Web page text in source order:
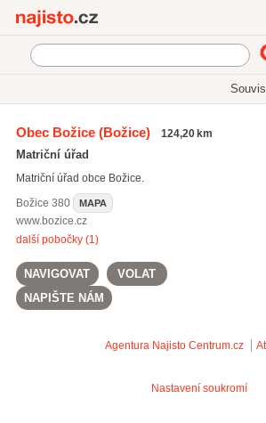
Matriční úřady
Obec Božice(Božice) 124,20 km
Matriční úřad
Matriční úřad obce Božice.
Božice 380 MAPA
www.bozice.cz
další pobočky (1)
NAVIGOVAT
VOLAT
NAPIŠTE NÁM
Agentura Najisto Centrum.cz
Nastavení soukromí